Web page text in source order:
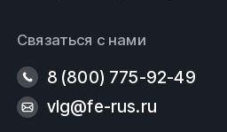
Связаться с нами
8 (800) 775-92-49
vlg@fe-rus.ru